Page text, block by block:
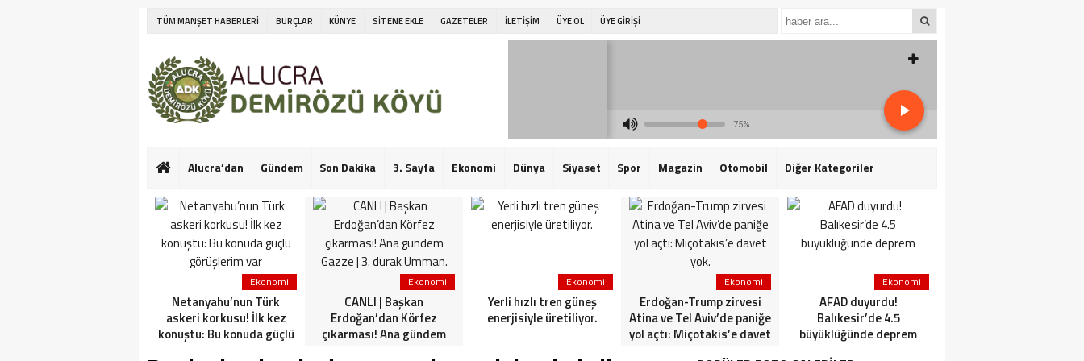
TÜM MANŞET HABERLERİ BURÇLAR KÜNYE SİTENE EKLE GAZETELER İLETİŞİM ÜYE OL ÜYE GİRİŞİ
75%
Alucra’dan Gündem Son Dakika 3. Sayfa Ekonomi Dünya Siyaset Spor Magazin Otomobil Diğer Kategoriler
Ekonomi
Netanyahu’nun Türk
askeri korkusu! İlk kez
konuştu: Bu konuda güçlü
görüşlerim var
Ekonomi
CANLI | Başkan
Erdoğan’dan Körfez
çıkarması! Ana gündem
Gazze | 3. durak Umman.
Ekonomi
Yerli hızlı tren güneş
enerjisiyle üretiliyor.
Ekonomi
Erdoğan-Trump zirvesi
Atina ve Tel Aviv’de paniğe
yol açtı: Miçotakis’e davet
yok.
Ekonomi
AFAD duyurdu!
Balıkesir’de 4.5
büyüklüğünde deprem